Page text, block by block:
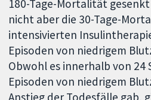
180-Tage-Mortalität
nicht aber die 30-Tage-
intensivierten
Episoden von niedrigem
Obwohl es innerhalb von 24
Episoden von niedrigem
Anstieg der Todesfälle gab,